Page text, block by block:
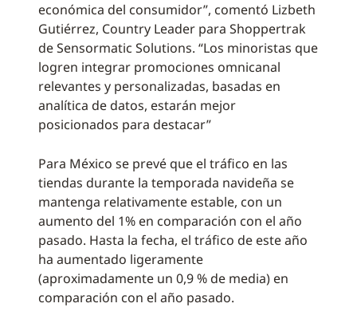
económica del consumidor”, comentó Lizbeth
Gutiérrez, Country Leader para Shoppertrak
de Sensormatic Solutions. “Los minoristas que
logren integrar promociones omnicanal
relevantes y personalizadas, basadas en
analítica de datos, estarán mejor
posicionados para destacar”
Para México se prevé que el tráfico en las
tiendas durante la temporada navideña se
mantenga relativamente estable, con un
aumento del 1% en comparación con el año
pasado. Hasta la fecha, el tráfico de este año
ha aumentado ligeramente
(aproximadamente un 0,9 % de media) en
comparación con el año pasado.